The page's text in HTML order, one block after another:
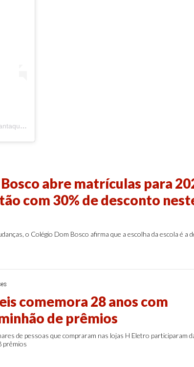
Uma publicação compartilhada por A Voz de Santa Quitéria (@avozdesantaquiteria)
abre matrículas para
com 30% de desconto
o Colégio Dom Bosco afirma que a escolha da escola é a
comemora 28 anos com
de prêmios
de pessoas que compraram nas lojas H Eletro participaram
prêmios